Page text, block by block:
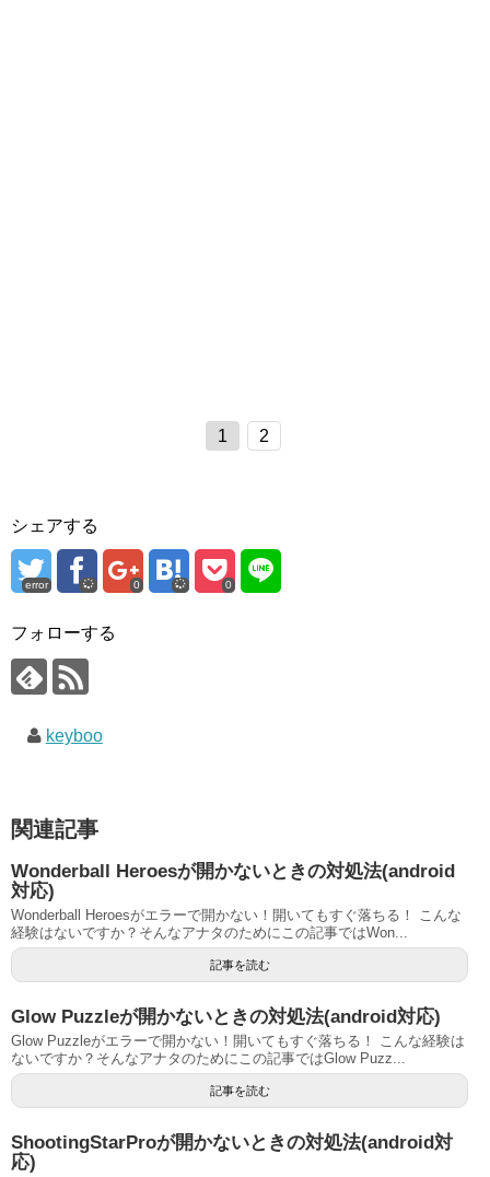
1 2
シェアする
error 0 0
フォローする
keyboo
関連記事
Wonderball Heroesが開かないときの対処法(android
対応)
Wonderball Heroesがエラーで開かない！開いてもすぐ落ちる！ こんな
経験はないですか？そんなアナタのためにこの記事ではWon...
記事を読む
Glow Puzzleが開かないときの対処法(android対応)
Glow Puzzleがエラーで開かない！開いてもすぐ落ちる！ こんな経験は
ないですか？そんなアナタのためにこの記事ではGlow Puzz...
記事を読む
ShootingStarProが開かないときの対処法(android対
応)